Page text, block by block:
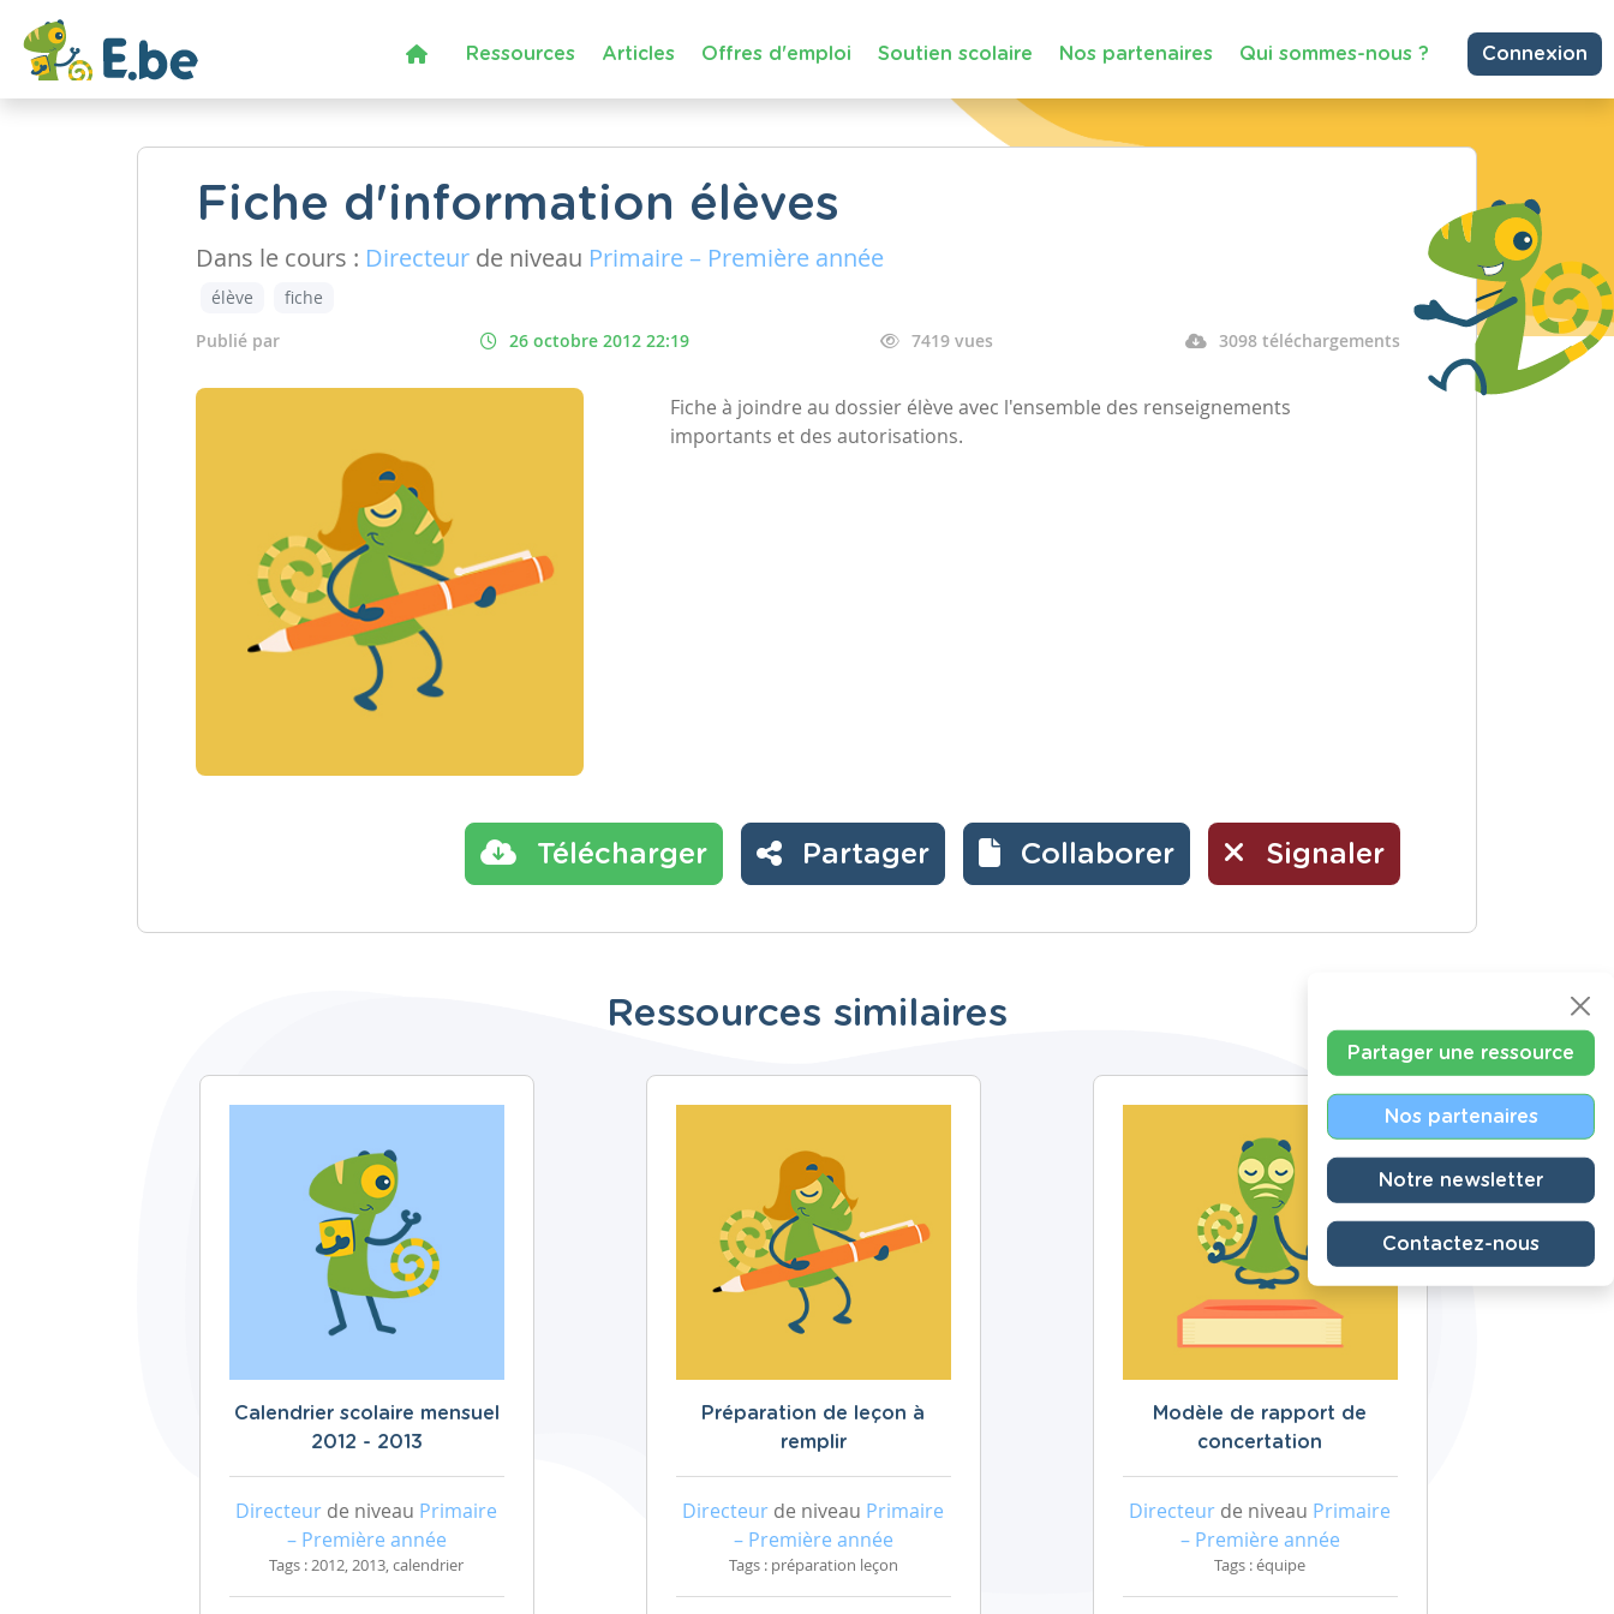
Ressources Articles Offres d'emploi Soutien scolaire Nos partenaires Qui sommes-nous ? Connexion
Fiche d'information élèves
Dans le cours : Directeur de niveau Primaire – Première année
élève
fiche
Publié par
26 octobre 2012 22:19 7419 vues 3098 téléchargements
Fiche à joindre au dossier élève avec l'ensemble des renseignements
importants et des autorisations.
Télécharger Partager Collaborer Signaler
Ressources similaires
Calendrier scolaire mensuel
2012 - 2013
Directeur de niveau Primaire
– Première année
Tags : 2012, 2013, calendrier
Préparation de leçon à
remplir
Directeur de niveau Primaire
– Première année
Tags : préparation leçon
Modèle de rapport de
concertation
Directeur de niveau Primaire
– Première année
Tags : équipe
Partager une ressource
Nos partenaires
Notre newsletter
Contactez-nous